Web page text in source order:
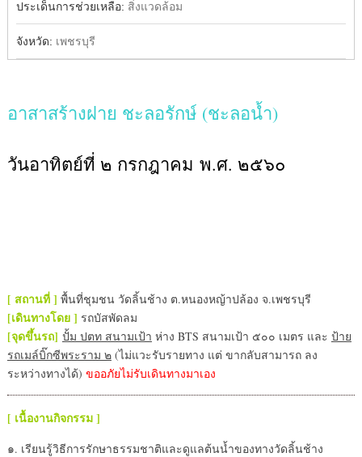
ประเด็นการช่วยเหลือ: สิ่งแวดล้อม
จังหวัด: เพชรบุรี
อาสาสร้างฝาย ชะลอรักษ์ (ชะลอน้ำ)
วันอาทิตย์ที่ ๒ กรกฎาคม พ.ศ. ๒๕๖๐
[ สถานที่ ] พื้นที่ชุมชน วัดลิ้นช้าง ต.หนองหญ้าปล้อง จ.เพชรบุรี
[เดินทางโดย ] รถบัสพัดลม
[จุดขึ้นรถ] ปั้ม ปตท สนามเป้า ห่าง BTS สนามเป้า ๕๐๐ เมตร และ ป้าย
รถเมล์บิ๊กซีพระราม ๒(ไม่แวะรับรายทาง แต่ ขากลับสามารถ ลง
ระหว่างทางได้) ขออภัยไม่รับเดินทางมาเอง
[ เนื้องานกิจกรรม ]
๑. เรียนรู้วิธีการรักษาธรรมชาติและดูแลต้นน้ำของทางวัดลิ้นช้าง